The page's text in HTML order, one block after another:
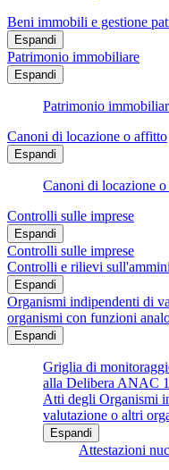
Beni immobili e gestione
Espandi
Patrimonio immobiliare
Espandi
Patrimonio
Canoni di locazione o affitto
Espandi
Canoni di locazione
Controlli sulle imprese
Espandi
Controlli sulle imprese
Controlli e rilievi
Espandi
Organismi indipendenti di
organismi con funzioni
Espandi
Griglia di
alla Delibera ANAC
Atti degli Organismi
valutazione o altri
Espandi
Attestazioni